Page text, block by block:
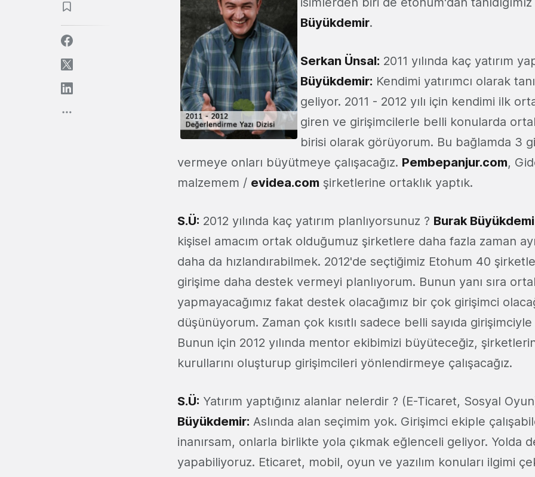
Büyükdemir.
Serkan Ünsal: 2011 yılında kaç yatırım
Büyükdemir: Kendimi yatırımcı olarak
geliyor. 2011 - 2012 yılı için kendimi ilk
giren ve girişimcilerle belli konularda
birisi olarak görüyorum. Bu bağlamda 3
vermeye onları büyütmeye çalışacağız. Pembepanjur.com,
malzemem / evidea.com şirketlerine ortaklık yaptık.
S.Ü: 2012 yılında kaç yatırım planlıyorsunuz ? Burak
kişisel amacım ortak olduğumuz şirketlere daha fazla zaman
daha da hızlandırabilmek. 2012'de seçtiğimiz Etohum 40
girişime daha destek vermeyi planlıyorum. Bunun yanı sıra
yapmayacağımız fakat destek olacağımız bir çok girişimci
düşünüyorum. Zaman çok kısıtlı sadece belli sayıda
Bunun için 2012 yılında mentor ekibimizi büyüteceğiz,
kurullarını oluşturup girişimcileri yönlendirmeye çalışacağız.
S.Ü: Yatırım yaptığınız alanlar nelerdir ? (E-Ticaret, Sosyal
Büyükdemir: Aslında alan seçimim yok. Girişimci ekiple
inanırsam, onlarla birlikte yola çıkmak eğlenceli geliyor. Yolda
yapabiliyoruz. Eticaret, mobil, oyun ve yazılım konuları ilgimi